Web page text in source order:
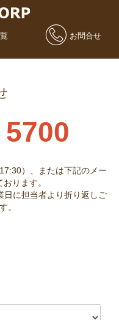
お問合せ
）、または下記のメー
ります。
日に担当者より折り返しご
。